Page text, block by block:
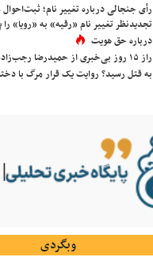
رأی جنجالی درباره تغییر نام؛
تجدیدنظر تغییر نام «رقیه» به «رویا»
درباره حق هویت
راز ۱۵ روز بی‌خبری از حمیدرضا
به قتل رسید؟ روایت یک قرار مرگ با
وبگردی